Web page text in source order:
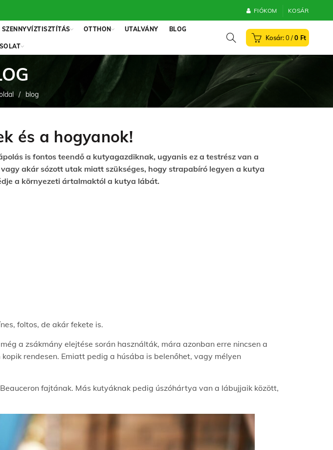
FIÓKOM KOSÁR
SZENNYVÍZTISZTÍTÁS OTTHON UTALVÁNY BLOG
0 / 0 Ft
blog
és a hogyanok!
is fontos teendő a kutyagazdiknak, ugyanis ez a testrész van a
akár sózott utak miatt szükséges, hogy strapabíró legyen a kutya
a környezeti ártalmaktól a kutya lábát.
foltos, de akár fekete is.
a zsákmány elejtése során használták, mára azonban erre nincsen a
rendesen. Emiatt pedig a húsába is belenőhet, vagy mélyen
fajtának. Más kutyáknak pedig úszóhártya van a lábujjaik között,